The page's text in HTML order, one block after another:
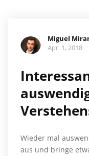
Miguel
Apr. 1, 2018
Wieder mal
aus und bringe